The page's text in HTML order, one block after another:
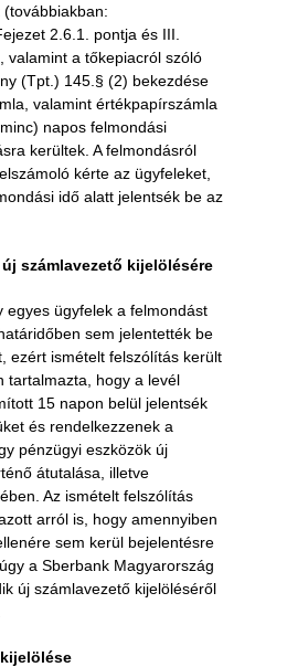
2.6.1. pontja és III.
valamint a tőkepiacról szóló
(Tpt.) 145.§ (2) bekezdése
valamint értékpapírszámla
napos felmondási
kerültek. A felmondásról
kérte az ügyfeleket,
idő alatt jelentsék be az
számlavezető kijelölésére
egyes ügyfelek a felmondást
sem jelentették be
ezért ismételt felszólítás került
tartalmazta, hogy a levél
15 napon belül jelentsék
és rendelkezzenek a
pénzügyi eszközök új
átutalása, illetve
Az ismételt felszólítás
arról is, hogy amennyiben
sem kerül bejelentésre
a Sberbank Magyarország
új számlavezető kijelöléséről